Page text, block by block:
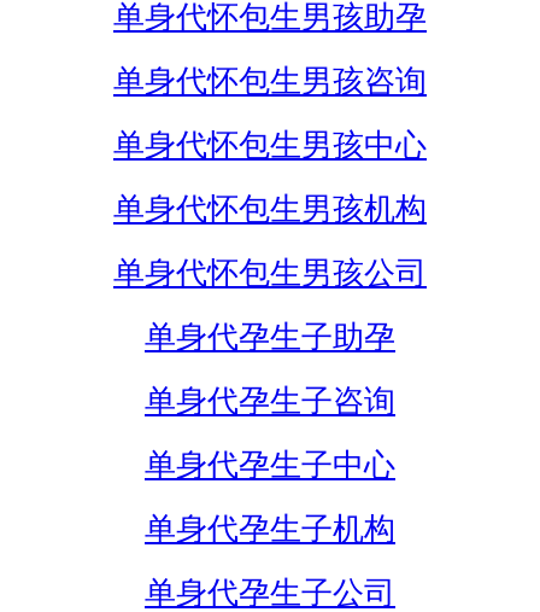
单身代怀包生男孩助孕
单身代怀包生男孩咨询
单身代怀包生男孩中心
单身代怀包生男孩机构
单身代怀包生男孩公司
单身代孕生子助孕
单身代孕生子咨询
单身代孕生子中心
单身代孕生子机构
单身代孕生子公司